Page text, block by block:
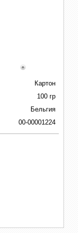
Картон
100 гр
Бельгия
00-00001224